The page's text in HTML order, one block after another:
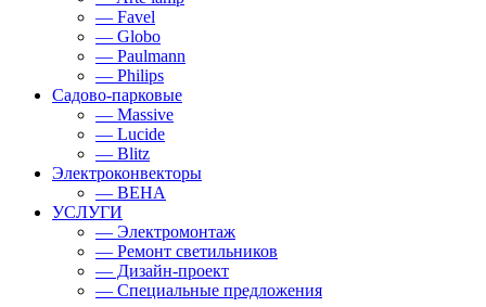
— Favel
— Globo
— Paulmann
— Philips
Садово-парковые
— Massive
— Lucide
— Blitz
Электроконвекторы
— BEHA
УСЛУГИ
— Электромонтаж
— Ремонт светильников
— Дизайн-проект
— Специальные предложения